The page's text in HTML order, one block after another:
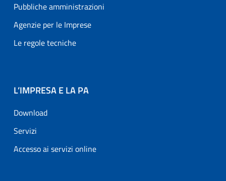
Pubbliche amministrazioni
Agenzie per le Imprese
Le regole tecniche
L’IMPRESA E LA PA
Download
Servizi
Accesso ai servizi online